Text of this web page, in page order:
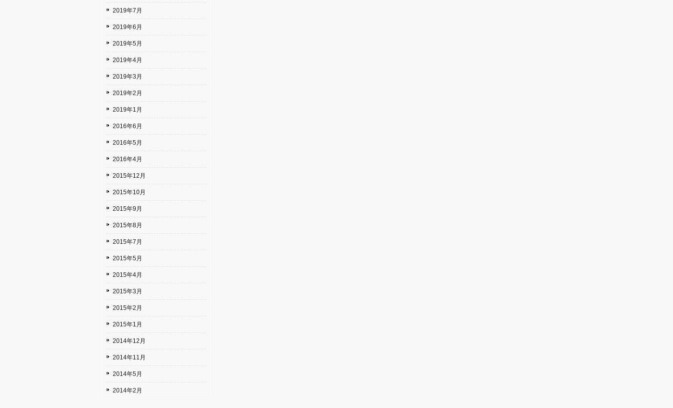
2019年7月
2019年6月
2019年5月
2019年4月
2019年3月
2019年2月
2019年1月
2016年6月
2016年5月
2016年4月
2015年12月
2015年10月
2015年9月
2015年8月
2015年7月
2015年5月
2015年4月
2015年3月
2015年2月
2015年1月
2014年12月
2014年11月
2014年5月
2014年2月